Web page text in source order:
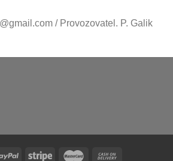
/ Provozovatel. P. Galik